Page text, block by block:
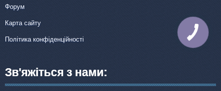
Форум
Карта сайту
Політика конфіденційності
Зв'яжіться з нами:
КНОПКА
ЗВ'ЯЗКУ